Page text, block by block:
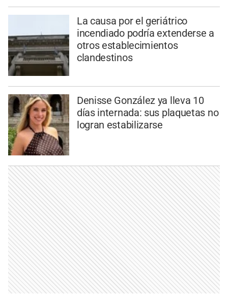
La causa por el geriátrico
incendiado podría extenderse a
otros establecimientos
clandestinos
Denisse González ya lleva 10
días internada: sus plaquetas no
logran estabilizarse